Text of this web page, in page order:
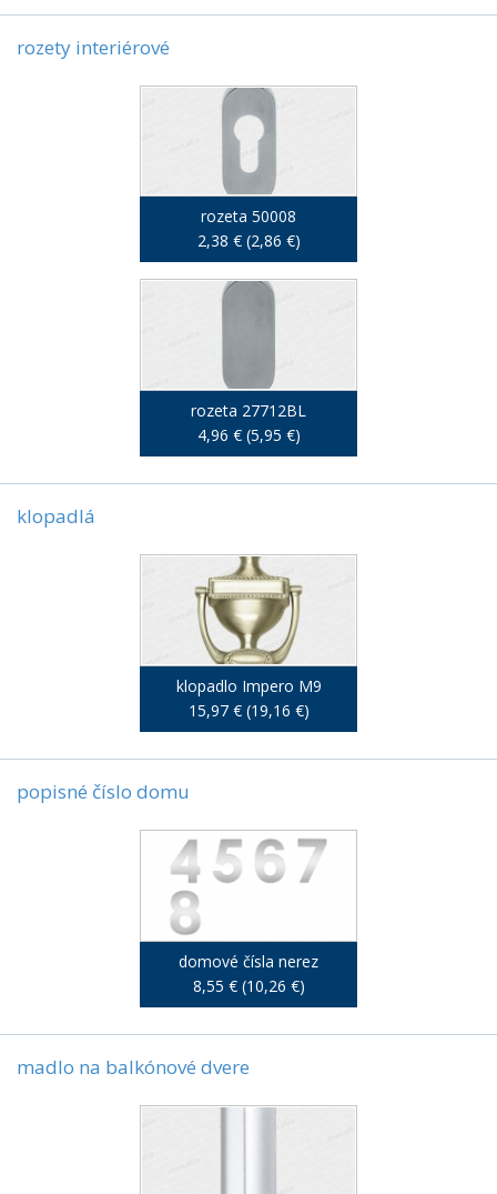
rozety interiérové
rozeta 50008
2,38 € (2,86 €)
rozeta 27712BL
4,96 € (5,95 €)
klopadlá
klopadlo Impero M9
15,97 € (19,16 €)
popisné číslo domu
domové čísla nerez
8,55 € (10,26 €)
madlo na balkónové dvere